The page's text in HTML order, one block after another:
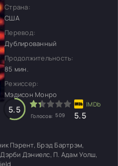
Страна:
США
Перевод:
Дублированный
Продолжительность:
85 мин.
Режиссер:
Мэдисон Монро
5.5
Голосов: 509 5.5
Пэрент, Брэд Бартрэм,
Дэниелс, П. Адам Уолш,